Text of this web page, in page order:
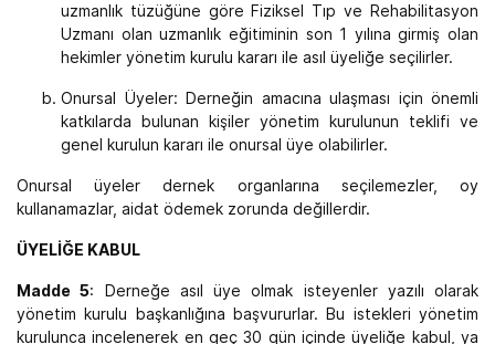
uzmanlık tüzüğüne göre Fiziksel Tıp ve Rehabilitasyon
Uzmanı olan uzmanlık eğitiminin son 1 yılına girmiş olan
hekimler yönetim kurulu kararı ile asıl üyeliğe seçilirler.
Onursal Üyeler: Derneğin amacına ulaşması için önemli
katkılarda bulunan kişiler yönetim kurulunun teklifi ve
genel kurulun kararı ile onursal üye olabilirler.
Onursal üyeler dernek organlarına seçilemezler, oy
kullanamazlar, aidat ödemek zorunda değillerdir.
ÜYELİĞE KABUL
Madde 5: Derneğe asıl üye olmak isteyenler yazılı olarak
yönetim kurulu başkanlığına başvururlar. Bu istekleri yönetim
kurulunca incelenerek en geç 30 gün içinde üyeliğe kabul, ya